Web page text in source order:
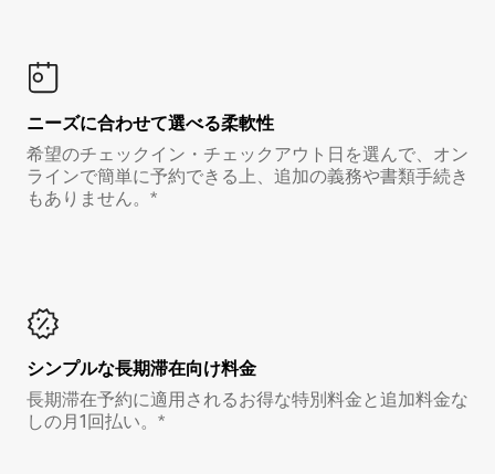
ニーズに合わせて選べる柔軟性
希望のチェックイン・チェックアウト日を選んで、オン
ラインで簡単に予約できる上、追加の義務や書類手続き
もありません。*
シンプルな長期滞在向け料金
長期滞在予約に適用されるお得な特別料金と追加料金な
しの月1回払い。*